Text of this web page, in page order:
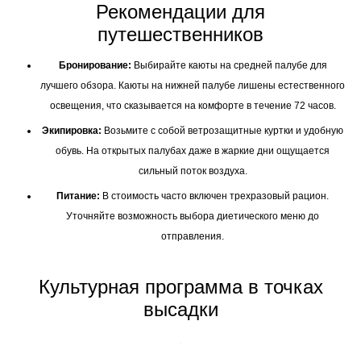
Рекомендации для
путешественников
Бронирование: Выбирайте каюты на средней палубе для
лучшего обзора. Каюты на нижней палубе лишены естественного
освещения, что сказывается на комфорте в течение 72 часов.
Экипировка: Возьмите с собой ветрозащитные куртки и удобную
обувь. На открытых палубах даже в жаркие дни ощущается
сильный поток воздуха.
Питание: В стоимость часто включен трехразовый рацион.
Уточняйте возможность выбора диетического меню до
отправления.
Культурная программа в точках
высадки